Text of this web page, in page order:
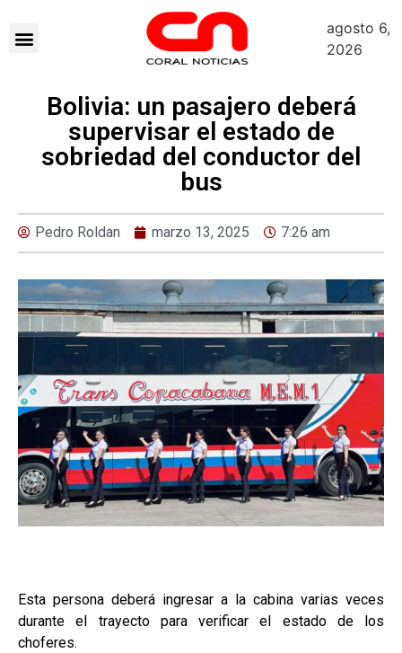
agosto 6,
2026
Bolivia: un pasajero deberá
supervisar el estado de
sobriedad del conductor del
bus
Pedro Roldan marzo 13, 2025 7:26 am
Esta persona deberá ingresar a la cabina varias veces
durante el trayecto para verificar el estado de los
choferes.